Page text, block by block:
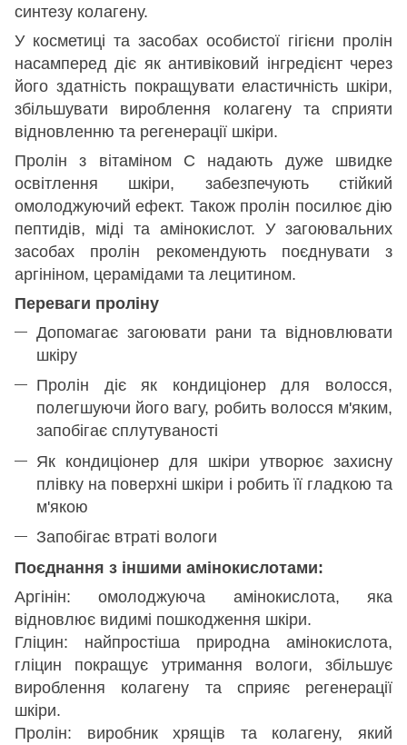
синтезу колагену.
У косметиці та засобах особистої гігієни пролін
насамперед діє як антивіковий інгредієнт через
його здатність покращувати еластичність шкіри,
збільшувати вироблення колагену та сприяти
відновленню та регенерації шкіри.
Пролін з вітаміном С надають дуже швидке
освітлення шкіри, забезпечують стійкий
омолоджуючий ефект. Також пролін посилює дію
пептидів, міді та амінокислот. У загоювальних
засобах пролін рекомендують поєднувати з
аргініном, церамідами та лецитином.
Переваги проліну
Допомагає загоювати рани та відновлювати
шкіру
Пролін діє як кондиціонер для волосся,
полегшуючи його вагу, робить волосся м'яким,
запобігає сплутуваності
Як кондиціонер для шкіри утворює захисну
плівку на поверхні шкіри і робить її гладкою та
м'якою
Запобігає втраті вологи
Поєднання з іншими амінокислотами:
Аргінін: омолоджуюча амінокислота, яка
відновлює видимі пошкодження шкіри.
Гліцин: найпростіша природна амінокислота,
гліцин покращує утримання вологи, збільшує
вироблення колагену та сприяє регенерації
шкіри.
Пролін: виробник хрящів та колагену, який